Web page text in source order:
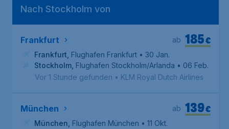
Nach Stockholm von
Frankfurt €
185
ab
Frankfurt Flughafen Frankfurt • 30 Jan.
Stockholm Flughafen Stockholm/Arlanda • 06 Feb.
Vor 1 Stunde gefunden • KLM Royal Dutch Airlines
München €
139
ab
München Flughafen München • 11 Okt.